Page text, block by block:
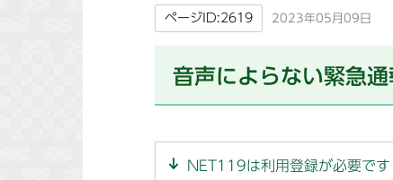
ページID:2619 2023年05月09日
音声によらない緊急
NET119は利用登録が必要です